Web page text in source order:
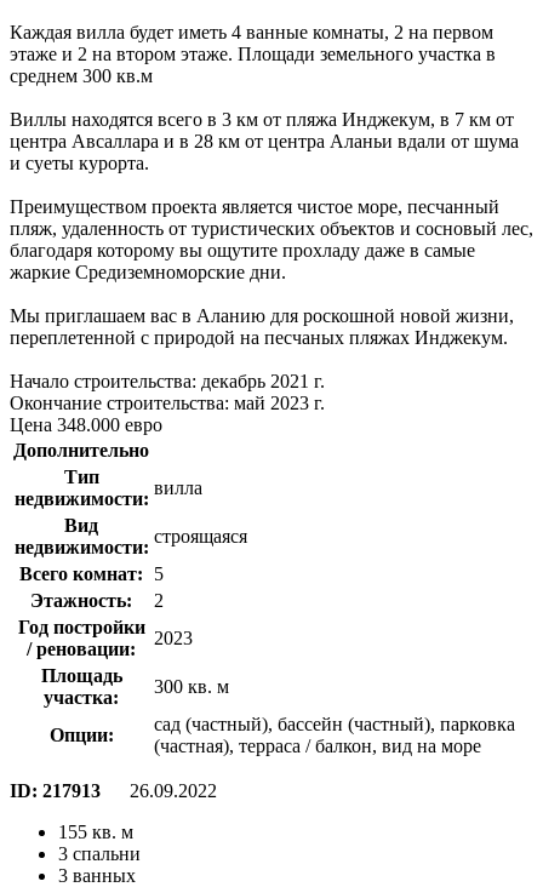
Каждая вилла будет иметь 4 ванные комнаты, 2 на первом
этаже и 2 на втором этаже. Площади земельного участка в
среднем 300 кв.м
Виллы находятся всего в 3 км от пляжа Инджекум, в 7 км от
центра Авсаллара и в 28 км от центра Аланьи вдали от шума
и суеты курорта.
Преимуществом проекта является чистое море, песчанный
пляж, удаленность от туристических объектов и сосновый лес,
благодаря которому вы ощутите прохладу даже в самые
жаркие Средиземноморские дни.
Мы приглашаем вас в Аланию для роскошной новой жизни,
переплетенной с природой на песчаных пляжах Инджекум.
Начало строительства: декабрь 2021 г.
Окончание строительства: май 2023 г.
Цена 348.000 евро
Дополнительно
Тип
недвижимости:
вилла
Вид
недвижимости:
строящаяся
Всего комнат:
5
Этажность:
2
Год постройки
/ реновации:
2023
Площадь
участка:
300 кв. м
Опции:
сад (частный), бассейн (частный), парковка
(частная), терраса / балкон, вид на море
ID: 217913
26.09.2022
155 кв. м
3 спальни
3 ванных